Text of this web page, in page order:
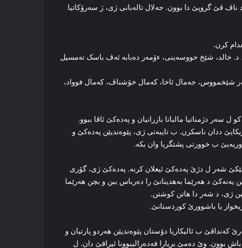
ڤێ گروپێ دا بوون. جه‌لال تاله‌بانی ژی، ژ سه‌رۆکاتیا
د. خالد، شێخ حووسه‌ینی، ءۆمه‌ر دەبابە ئه‌ڤ باسک ته‌مسیل
شێخمووس، جه‌مال ئاخا، که‌مال خۆشناڤ، که‌مال فوواد،
سه‌ر دژمناتیا مالباتا بازرانیان و پەدەکێ ئاڤا ببوو.
ددان ناسکرن. ب تایبه‌تی ژی، پێوه‌ندیێن پەدەکێ و
ب خوورتی پشتگریا وان بکه‌.
شەر ل دژێ پەدەکێ ئیعلان کرنه‌. پەدەکێ ژی، گۆری
د هه‌رێما به‌هدینانێ را ده‌رباس ببن و بچن هه‌رێما
ژی، د شه‌ر دا هاتن کوشتن.
یا باشوورێ کوردستانێ.
۹۰ی دۆم کر. پشتی شه‌رێ که‌نداڤێ ب ئالیکاریا دۆستان پێوه‌ندیێن هه‌ردو پارتیان و
بوون. وێ ده‌مێ بریارا فه‌ده‌رالیبوونا ئیراقێ دان. ل